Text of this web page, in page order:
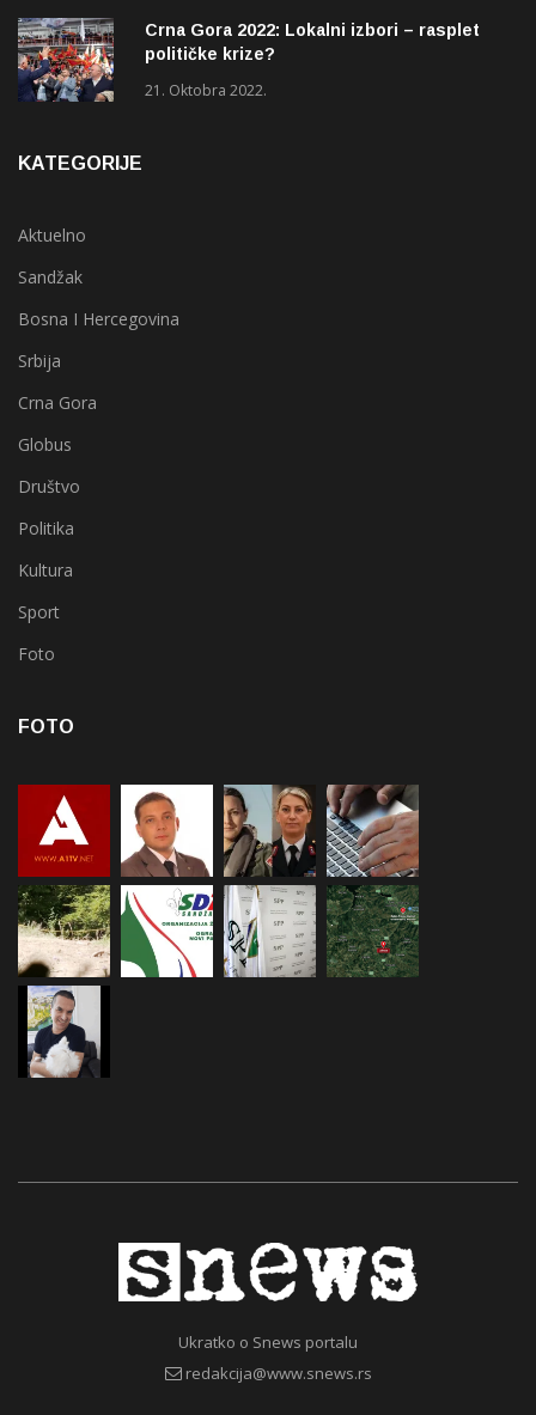
Crna Gora 2022: Lokalni izbori – rasplet
političke krize?
21. Oktobra 2022.
KATEGORIJE
Aktuelno
Sandžak
Bosna I Hercegovina
Srbija
Crna Gora
Globus
Društvo
Politika
Kultura
Sport
Foto
FOTO
Ukratko o Snews portalu
redakcija@www.snews.rs